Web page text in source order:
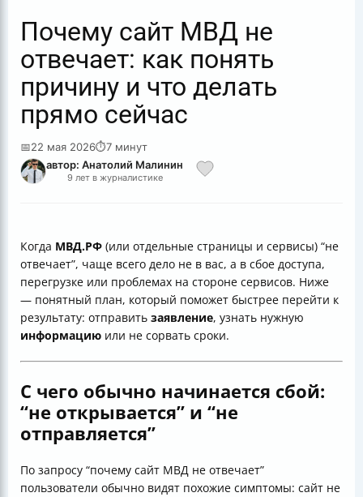
Почему сайт МВД не
отвечает: как понять
причину и что делать
прямо сейчас
📅22 мая 2026⏱7 минут
автор: Анатолий Малинин
9 лет в журналистике
Когда МВД.РФ (или отдельные страницы и сервисы) “не
отвечает”, чаще всего дело не в вас, а в сбое доступа,
перегрузке или проблемах на стороне сервисов. Ниже
— понятный план, который поможет быстрее перейти к
результату: отправить заявление, узнать нужную
информацию или не сорвать сроки.
С чего обычно начинается сбой:
“не открывается” и “не
отправляется”
По запросу “почему сайт МВД не отвечает”
пользователи обычно видят похожие симптомы: сайт не